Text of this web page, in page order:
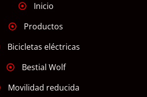
Inicio
Productos
Bicicletas eléctricas
Bestial Wolf
Movilidad reducida